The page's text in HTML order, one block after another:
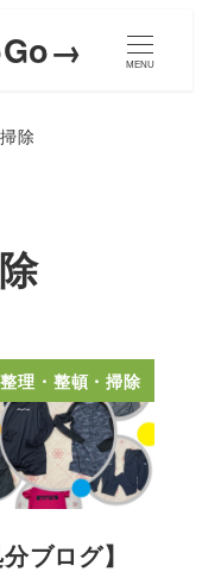
MENU
除
整理・整頓・掃除
分ブログ】